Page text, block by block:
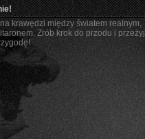
krawędzi między światem realnym,
Zrób krok do przodu i przeżyj